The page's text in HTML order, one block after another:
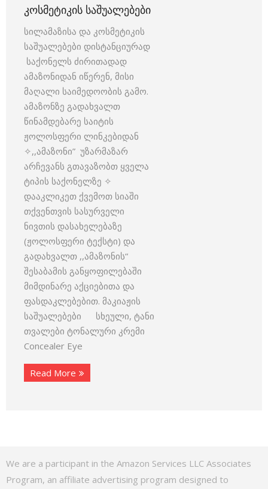
ᲙᲝᲡᲛᲔᲢᲘᲙᲘᲡ ᲡᲐᲨᲣᲐᲚᲔᲑᲔᲑᲘ
სილამაზისა და კოსმეტიკის
საშუალებები დისტანციურად
საქონელს ძირითადად
ამაზონიდან იწერენ, მისი
მაღალი საიმედოობის გამო.
ამაზონზე გადახვალთ
წინამდებარე საიტის
ჟოლოსფერი ლინკებიდან
✧,,ამაზონი” უზარმაზარ
არჩევანს გთავაზობთ ყველა
ტიპის საქონელზე ✧
დააკლიკეთ ქვემოთ სიაში
თქვენთვის სასურველი
ნივთის დასახელებაზე
(ჟოლოსფერი ტექსტი) და
გადახვალთ ,,ამაზონის“
შესაბამის განყოფილებაში
მიმდინარე აქციებითა და
ფასდაკლებებით. მაკიაჟის
საშუალებები სხეული, ტანი
თვალები ტონალური კრემი
Concealer Eye
Read More
We are a participant in the Amazon Services LLC Associates
Program, an affiliate advertising program designed to